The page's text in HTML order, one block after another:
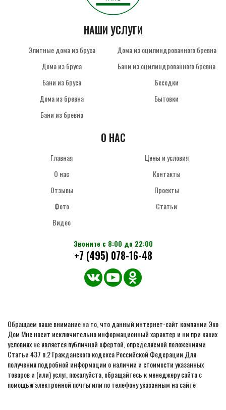
НАШИ УСЛУГИ
Элитные дома из бруса
Дома из бруса
Бани из бруса
Дома из бревна
Бани из бревна
Дома из оцилиндрованного бревна
Бани из оцилиндрованного бревна
Беседки
Бытовки
О НАС
Главная
О нас
Отзывы
Фото
Видео
Цены и условия
Контакты
Проекты
Статьи
Звоните с 8:00 до 22:00
+7 (495) 078-16-48
Обращаем ваше внимание на то, что данный интернет-сайт компании Эко
Дом Мне носит исключительно информационный характер и ни при каких
условиях не является публичной офертой, определяемой положениями
Статьи 437 п.2 Гражданского кодекса Российской Федерации.Для
получения подробной информации о наличии и стоимости указанных
товаров и (или) услуг, пожалуйста, обращайтесь к менеджеру сайта с
помощью электронной почты или по телефону указанным на сайте